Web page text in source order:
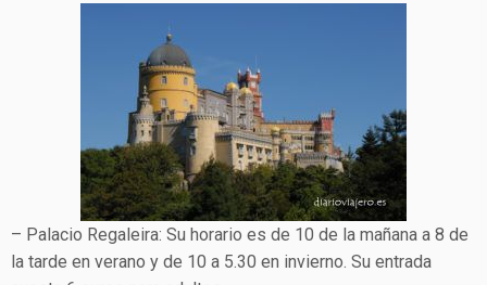
– Palacio Regaleira: Su horario es de 10 de la mañana a 8 de
la tarde en verano y de 10 a 5.30 en invierno. Su entrada